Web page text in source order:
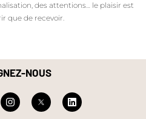
des attentions… le plaisir est
que de recevoir.
NOUS